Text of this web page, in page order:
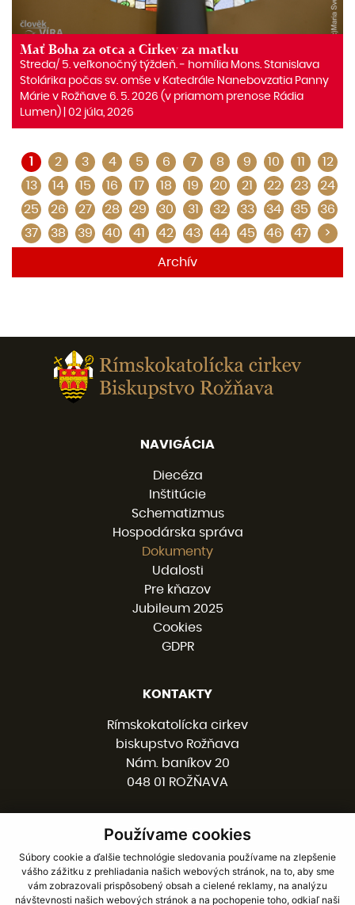
Používame cookies
Súbory cookie a ďalšie technológie sledovania používame na zlepšenie
vášho zážitku z prehliadania našich webových stránok, na to, aby sme
vám zobrazovali prispôsobený obsah a cielené reklamy, na analýzu
návštevnosti našich webových stránok a na pochopenie toho, odkiaľ naši
Mať Boha za otca a Cirkev za matku
Streda/ 5. veľkonočný týždeň. ‒ homília Mons. Stanislava
Stolárika počas sv. omše v Katedrále Nanebovzatia Panny
Márie v Rožňave 6. 5. 2026 (v priamom prenose Rádia
Lumen) | 02 júla, 2026
1 2 3 4 5 6 7 8 9 10 11
12
13
14 15 16 17 18 19 20 21 22 23
24
25
26 27 28 29 30 31 32 33 34 35
36
37
38 39 40 41 42 43 44 45 46 47 >
Archív
NAVIGÁCIA
Diecéza
Inštitúcie
Schematizmus
Hospodárska správa
Dokumenty
Udalosti
Pre kňazov
Jubileum 2025
Cookies
GDPR
KONTAKTY
Rímskokatolícka cirkev
biskupstvo Rožňava
Nám. baníkov 20
048 01 ROŽŇAVA
058 / 78 77 201
kancelaria@burv.sk
SOCIÁLNE SIETE